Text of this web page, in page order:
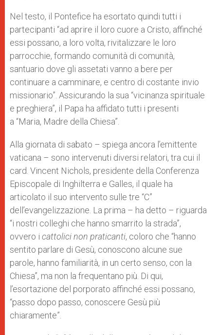
Nel testo, il Pontefice ha esortato quindi tutti i
partecipanti “ad aprire il loro cuore a Cristo, affinché
essi possano, a loro volta, rivitalizzare le loro
parrocchie, formando comunità di comunità,
santuario dove gli assetati vanno a bere per
continuare a camminare, e centro di costante invio
missionario”. Assicurando la sua “vicinanza spirituale
e preghiera”, il Papa ha affidato tutti i presenti
a “Maria, Madre della Chiesa”.
Alla giornata di sabato – spiega ancora l’emittente
vaticana – sono intervenuti diversi relatori, tra cui il
card. Vincent Nichols, presidente della Conferenza
Episcopale di Inghilterra e Galles, il quale ha
articolato il suo intervento sulle tre “C”
dell’evangelizzazione. La prima – ha detto – riguarda
“i nostri colleghi che hanno smarrito la strada”,
ovvero i cattolici non praticanti, coloro che “hanno
sentito parlare di Gesù, conoscono alcune sue
parole, hanno familiarità, in un certo senso, con la
Chiesa”, ma non la frequentano più. Di qui,
l’esortazione del porporato affinché essi possano,
“passo dopo passo, conoscere Gesù più
chiaramente”.